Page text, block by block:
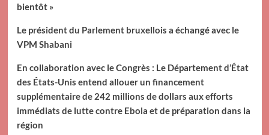
bientôt »
Le président du Parlement bruxellois a échangé avec le
VPM Shabani
En collaboration avec le Congrès : Le Département d’État
des États-Unis entend allouer un financement
supplémentaire de 242 millions de dollars aux efforts
immédiats de lutte contre Ebola et de préparation dans la
région